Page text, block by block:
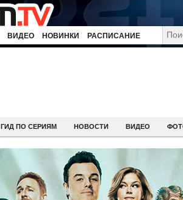
ВИДЕО НОВИНКИ РАСПИСАНИЕ
ГИД ПО СЕРИЯМ НОВОСТИ ВИДЕО